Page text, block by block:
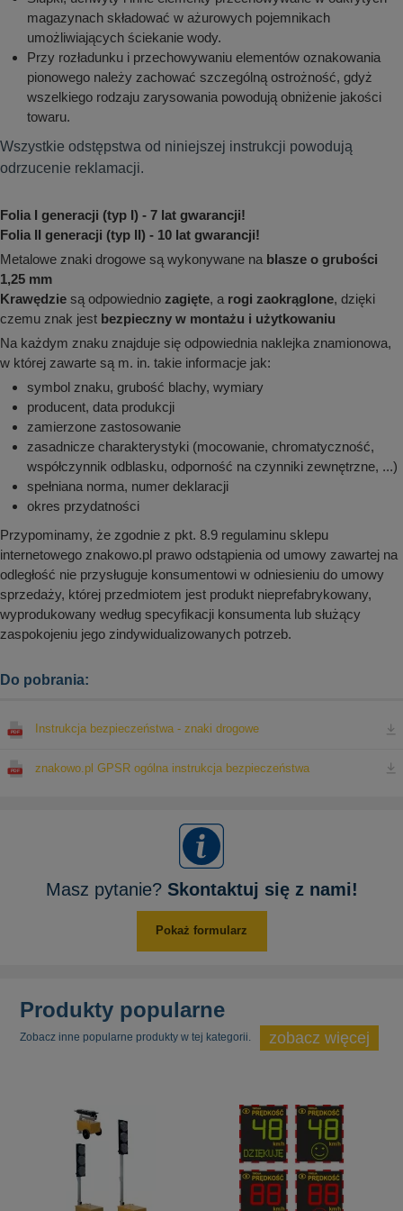
magazynach składować w ażurowych pojemnikach
umożliwiających ściekanie wody.
Przy rozładunku i przechowywaniu elementów oznakowania
pionowego należy zachować szczególną ostrożność, gdyż
wszelkiego rodzaju zarysowania powodują obniżenie jakości
towaru.
Wszystkie odstępstwa od niniejszej instrukcji powodują
odrzucenie reklamacji.
Folia I generacji (typ I) - 7 lat gwarancji!
Folia II generacji (typ II) - 10 lat gwarancji!
Metalowe znaki drogowe są wykonywane na blasze o grubości
1,25 mm
Krawędzie są odpowiednio zagięte, a rogi zaokrąglone, dzięki
czemu znak jest bezpieczny w montażu i użytkowaniu
Na każdym znaku znajduje się odpowiednia naklejka znamionowa,
w której zawarte są m. in. takie informacje jak:
symbol znaku, grubość blachy, wymiary
producent, data produkcji
zamierzone zastosowanie
zasadnicze charakterystyki (mocowanie, chromatyczność,
współczynnik odblasku, odporność na czynniki zewnętrzne, ...)
spełniana norma, numer deklaracji
okres przydatności
Przypominamy, że zgodnie z pkt. 8.9 regulaminu sklepu
internetowego znakowo.pl prawo odstąpienia od umowy zawartej na
odległość nie przysługuje konsumentowi w odniesieniu do umowy
sprzedaży, której przedmiotem jest produkt nieprefabrykowany,
wyprodukowany według specyfikacji konsumenta lub służący
zaspokojeniu jego zindywidualizowanych potrzeb.
Do pobrania:
Instrukcja bezpieczeństwa - znaki drogowe
znakowo.pl GPSR ogólna instrukcja bezpieczeństwa
Masz pytanie? Skontaktuj się z nami!
Pokaż formularz
Produkty popularne
Zobacz inne popularne produkty w tej kategorii. zobacz więcej